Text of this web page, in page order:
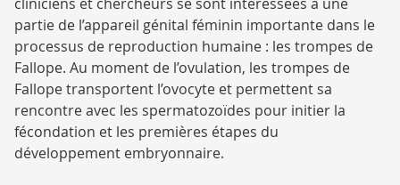
partie de l’appareil génital féminin importante dans le
processus de reproduction humaine : les trompes de
Fallope. Au moment de l’ovulation, les trompes de
Fallope transportent l’ovocyte et permettent sa
rencontre avec les spermatozoïdes pour initier la
fécondation et les premières étapes du
développement embryonnaire.